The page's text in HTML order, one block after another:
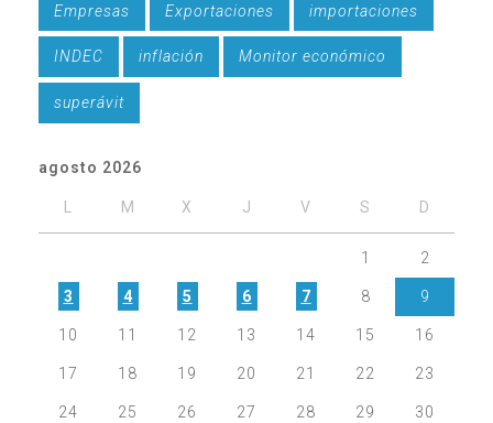
Empresas Exportaciones importaciones
INDEC inflación Monitor económico
superávit
agosto 2026
M X J V S D
1 2
3 4 5 6 7 8 9
10 11 12 13 14 15 16
17 18 19 20 21 22 23
24 25 26 27 28 29 30